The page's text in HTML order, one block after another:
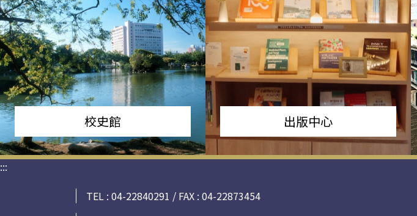
校史館 出版中心
:::
TEL : 04-22840291 / FAX : 04-22873454